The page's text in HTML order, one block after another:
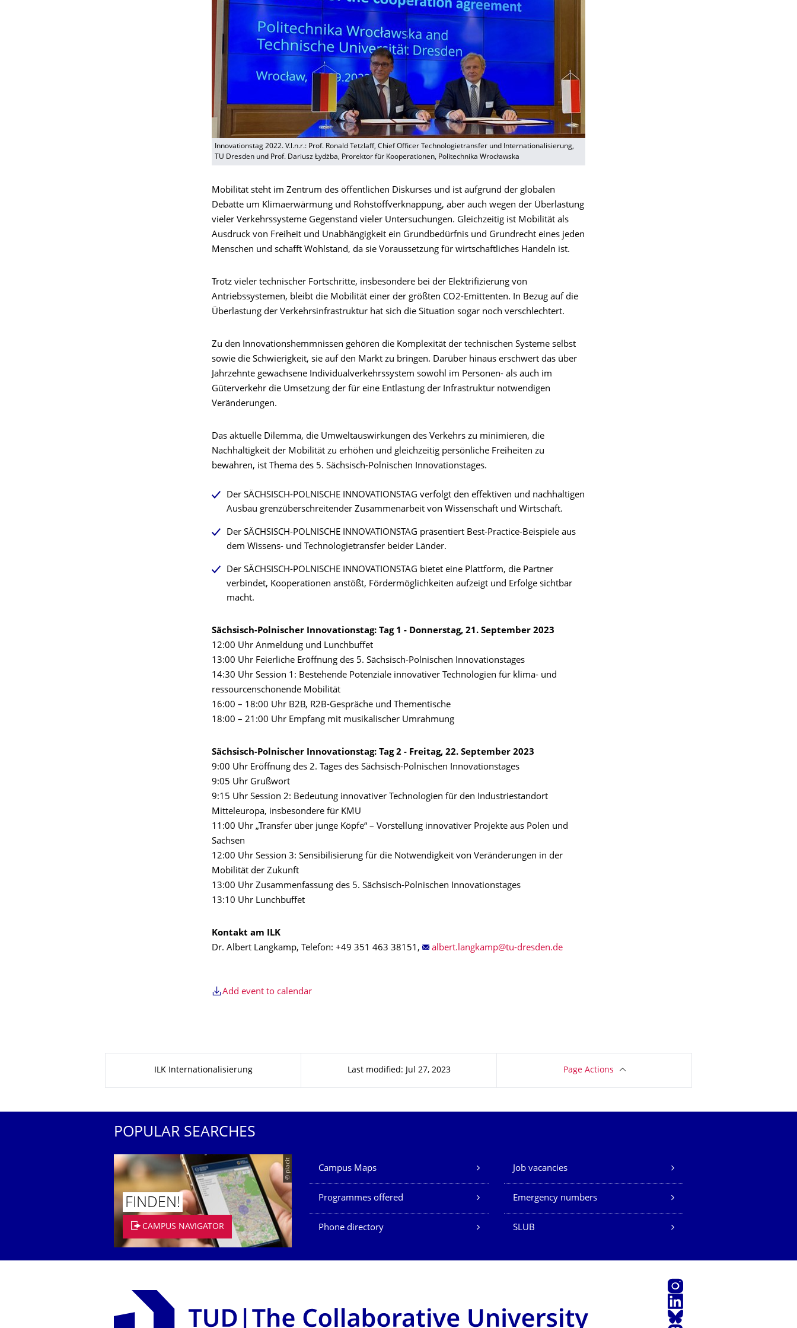
Innovationstag 2022. V.l.n.r.: Prof. Ronald Tetzlaff, Chief Officer Technologietransfer und Internationalisierung,
TU Dresden und Prof. Dariusz Łydżba, Prorektor für Kooperationen, Politechnika Wrocławska
Mobilität steht im Zentrum des öffentlichen Diskurses und ist aufgrund der globalen
Debatte um Klimaerwärmung und Rohstoffverknappung, aber auch wegen der Überlastung
vieler Verkehrssysteme Gegenstand vieler Untersuchungen. Gleichzeitig ist Mobilität als
Ausdruck von Freiheit und Unabhängigkeit ein Grundbedürfnis und Grundrecht eines jeden
Menschen und schafft Wohlstand, da sie Voraussetzung für wirtschaftliches Handeln ist.
Trotz vieler technischer Fortschritte, insbesondere bei der Elektrifizierung von
Antriebssystemen, bleibt die Mobilität einer der größten CO2-Emittenten. In Bezug auf die
Überlastung der Verkehrsinfrastruktur hat sich die Situation sogar noch verschlechtert.
Zu den Innovationshemmnissen gehören die Komplexität der technischen Systeme selbst
sowie die Schwierigkeit, sie auf den Markt zu bringen. Darüber hinaus erschwert das über
Jahrzehnte gewachsene Individualverkehrssystem sowohl im Personen- als auch im
Güterverkehr die Umsetzung der für eine Entlastung der Infrastruktur notwendigen
Veränderungen.
Das aktuelle Dilemma, die Umweltauswirkungen des Verkehrs zu minimieren, die
Nachhaltigkeit der Mobilität zu erhöhen und gleichzeitig persönliche Freiheiten zu
bewahren, ist Thema des 5. Sächsisch-Polnischen Innovationstages.
Der SÄCHSISCH-POLNISCHE INNOVATIONSTAG verfolgt den effektiven und nachhaltigen
Ausbau grenzüberschreitender Zusammenarbeit von Wissenschaft und Wirtschaft.
Der SÄCHSISCH-POLNISCHE INNOVATIONSTAG präsentiert Best-Practice-Beispiele aus
dem Wissens- und Technologietransfer beider Länder.
Der SÄCHSISCH-POLNISCHE INNOVATIONSTAG bietet eine Plattform, die Partner
verbindet, Kooperationen anstößt, Fördermöglichkeiten aufzeigt und Erfolge sichtbar
macht.
Sächsisch-Polnischer Innovationstag: Tag 1 - Donnerstag, 21. September 2023
12:00 Uhr Anmeldung und Lunchbuffet
13:00 Uhr Feierliche Eröffnung des 5. Sächsisch-Polnischen Innovationstages
14:30 Uhr Session 1: Bestehende Potenziale innovativer Technologien für klima- und
ressourcenschonende Mobilität
16:00 – 18:00 Uhr B2B, R2B-Gespräche und Thementische
18:00 – 21:00 Uhr Empfang mit musikalischer Umrahmung
Sächsisch-Polnischer Innovationstag: Tag 2 - Freitag, 22. September 2023
9:00 Uhr Eröffnung des 2. Tages des Sächsisch-Polnischen Innovationstages
9:05 Uhr Grußwort
9:15 Uhr Session 2: Bedeutung innovativer Technologien für den Industriestandort
Mitteleuropa, insbesondere für KMU
11:00 Uhr „Transfer über junge Köpfe“ – Vorstellung innovativer Projekte aus Polen und
Sachsen
12:00 Uhr Session 3: Sensibilisierung für die Notwendigkeit von Veränderungen in der
Mobilität der Zukunft
13:00 Uhr Zusammenfassung des 5. Sächsisch-Polnischen Innovationstages
13:10 Uhr Lunchbuffet
Kontakt am ILK
Dr. Albert Langkamp, Telefon: +49 351 463 38151,
Add event to calendar
ILK Internationalisierung Last modified: Jul 27, 2023 Page Actions
POPULAR SEARCHES
© placit
FINDEN!
CAMPUS NAVIGATOR
Our Services
Campus Maps Job vacancies
Programmes offered Emergency numbers
Phone directory SLUB
Instagram
LinkedIn
Bluesky